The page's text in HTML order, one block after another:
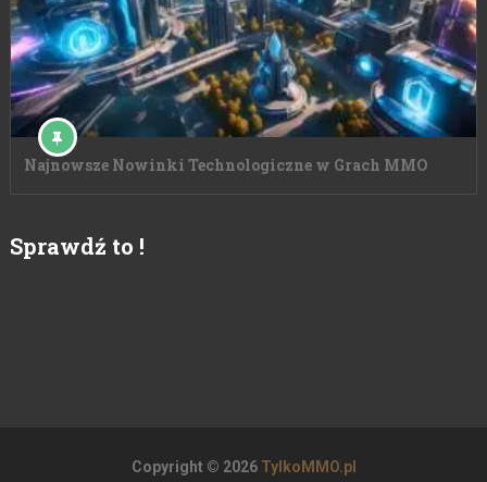
Najnowsze Nowinki Technologiczne w Grach MMO
Sprawdź to !
Copyright © 2026 TylkoMMO.pl